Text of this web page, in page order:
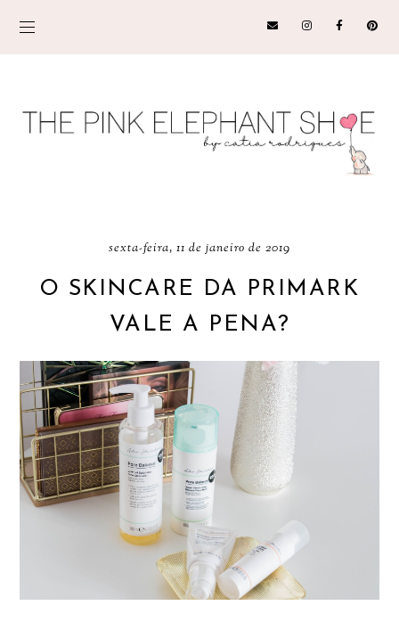
sexta-feira, 11 de janeiro de 2019
O SKINCARE DA PRIMARK
VALE A PENA?